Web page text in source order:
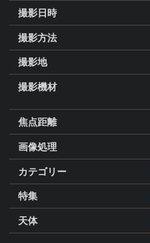
撮影日時
撮影方法
撮影地
撮影機材
焦点距離
画像処理
カテゴリー
特集
天体